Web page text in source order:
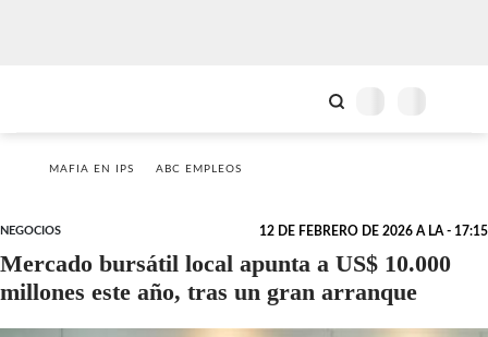
MAFIA EN IPS ABC EMPLEOS
NEGOCIOS 12 DE FEBRERO DE 2026 A LA - 17:15
Mercado bursátil local apunta a US$ 10.000
millones este año, tras un gran arranque